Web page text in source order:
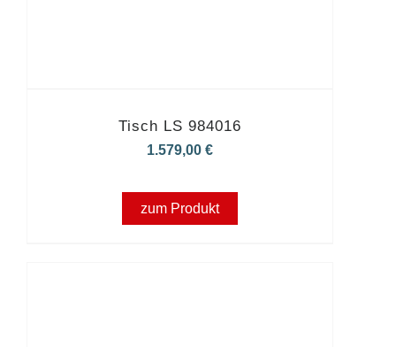
Tisch LS 984016
1.579,00€
zum Produkt